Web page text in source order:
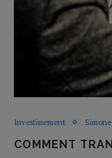
Investissement
COMMENT